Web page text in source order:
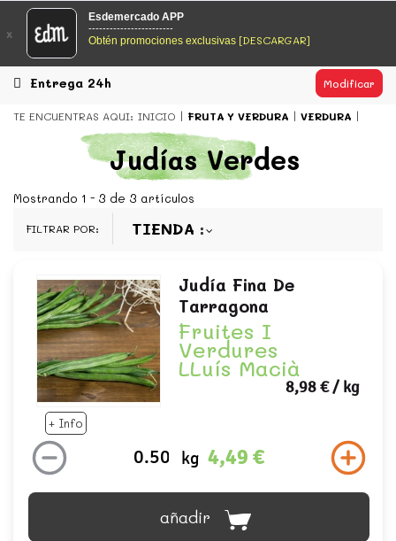
EsDeMercado.com
EsDeMercado.com
los mejores mercados de Barcelona y de productores
locales.
READ MORE
EsDeMercado.com
EsDeMercado.comte lleva a casa los mejores productos de
los mejores mercados de Barcelona y de productores
x
Esdemercado APP
------------------------
Obtén promociones exclusivas [DESCARGAR]
Entrega 24h Modificar
TE ENCUENTRAS AQUI: INICIO FRUTA Y VERDURA VERDURA
Judías Verdes
Mostrando 1 - 3 de 3 artículos
FILTRAR POR: TIENDA
+ Info
Judía Fina De
Tarragona
Fruites I
Verdures
LLuís Macià
8,98 €/ kg
kg 4,49 €
añadir